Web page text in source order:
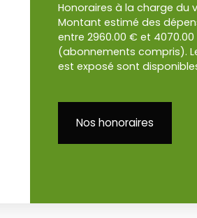
Honoraires à la charge du
Montant estimé des
entre 2960.00 € et 4070.00
(abonnements compris).
est exposé sont
Nos honoraires